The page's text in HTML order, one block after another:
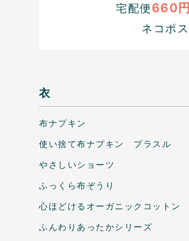
宅配便660円
ネコポス
衣
布ナプキン
使い捨て布ナプキン プラスル
やさしいショーツ
ふっくら布ぞうり
心ほどけるオーガニックコットン
ふんわりあったかシリーズ